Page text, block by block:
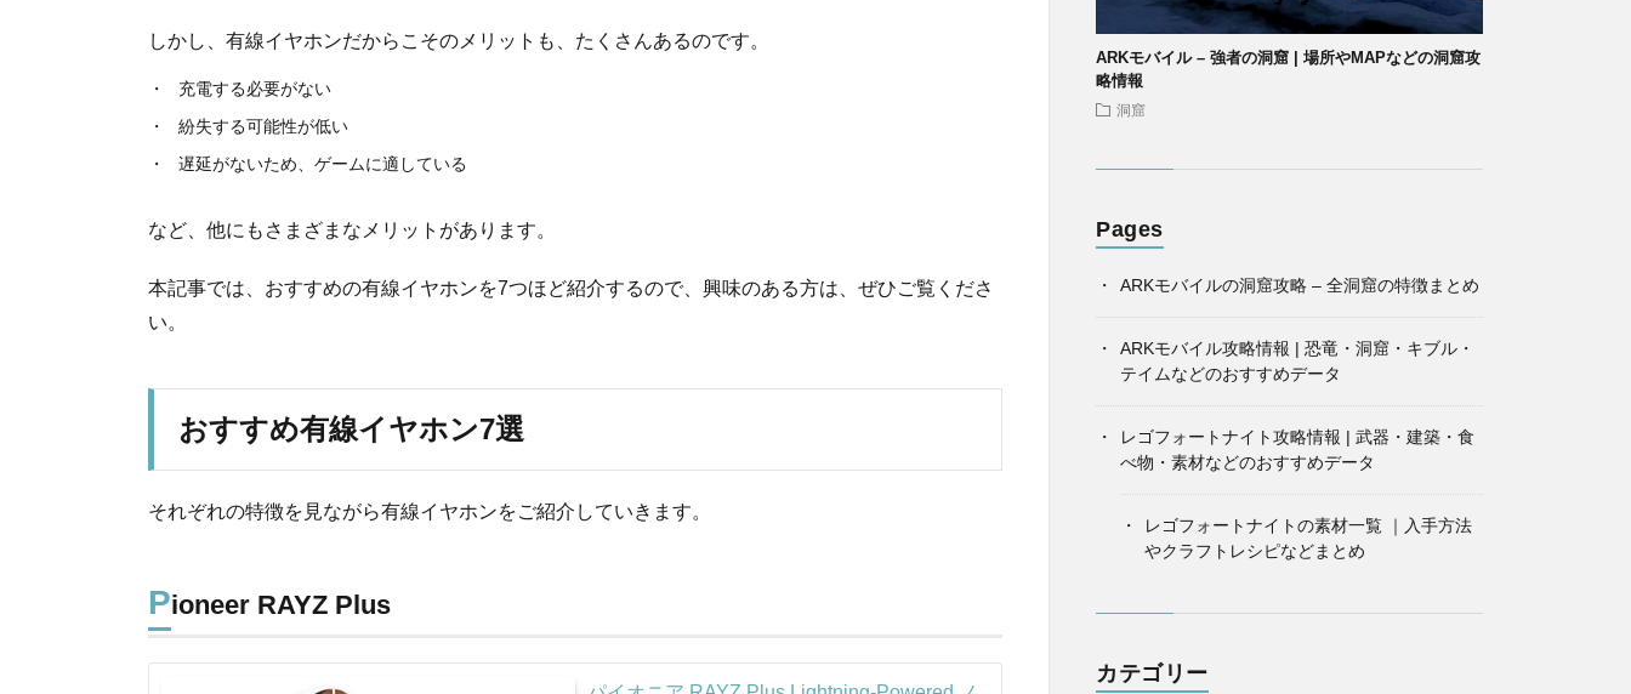
しかし、有線イヤホンだからこそのメリットも、たくさんあるのです。
充電する必要がない
紛失する可能性が低い
遅延がないため、ゲームに適している
など、他にもさまざまなメリットがあります。
本記事では、おすすめの有線イヤホンを7つほど紹介するので、興味のある方は、ぜひご覧くださ
い。
おすすめ有線イヤホン7選
それぞれの特徴を見ながら有線イヤホンをご紹介していきます。
Pioneer RAYZ Plus
ARKモバイル – 強者の洞窟 | 場所やMAPなどの洞窟攻
略情報
洞窟
Pages
ARKモバイルの洞窟攻略 – 全洞窟の特徴まとめ
ARKモバイル攻略情報 | 恐竜・洞窟・キブル・
テイムなどのおすすめデータ
レゴフォートナイト攻略情報 | 武器・建築・食
べ物・素材などのおすすめデータ
レゴフォートナイトの素材一覧 ｜入手方法
やクラフトレシピなどまとめ
カテゴリー